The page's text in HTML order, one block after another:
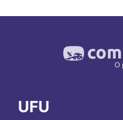
UFU